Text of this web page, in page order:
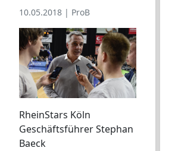
10.05.2018 | ProB
RheinStars Köln
Geschäftsführer Stephan
Baeck